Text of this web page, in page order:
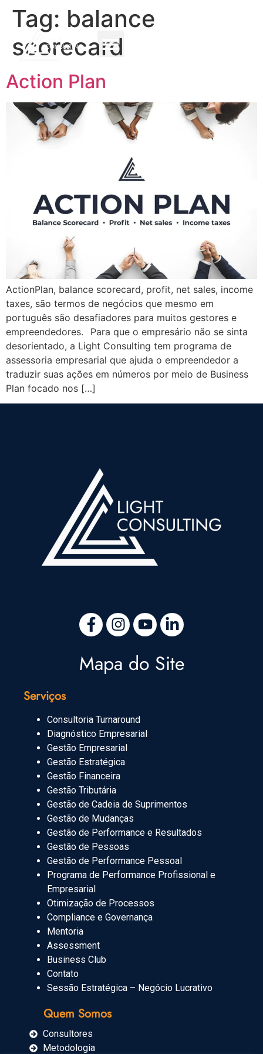
Tag: balance
scorecard
Action Plan
ActionPlan, balance scorecard, profit, net sales, income
taxes, são termos de negócios que mesmo em
português são desafiadores para muitos gestores e
empreendedores.⠀Para que o empresário não se sinta
desorientado, a Light Consulting tem programa de
assessoria empresarial que ajuda o empreendedor a
traduzir suas ações em números por meio de Business
Plan focado nos […]
Mapa do Site
Quem Somos
Consultores
Metodologia
Serviços
Consultoria Turnaround
Diagnóstico Empresarial
Gestão Empresarial
Gestão Estratégica
Gestão Financeira
Gestão Tributária
Gestão de Cadeia de Suprimentos
Gestão de Mudanças
Gestão de Performance e Resultados
Gestão de Pessoas
Gestão de Performance Pessoal
Programa de Performance Profissional e
Empresarial
Otimização de Processos
Compliance e Governança
Mentoria
Assessment
Business Club
Contato
Sessão Estratégica – Negócio Lucrativo